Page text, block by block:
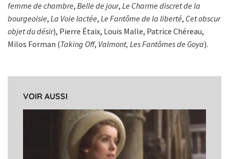
femme de chambre, Belle de jour, Le Charme discret de la
bourgeoisie, La Voie lactée, Le Fantôme de la liberté, Cet obscur
objet du désir), Pierre Étaix, Louis Malle, Patrice Chéreau,
Milos Forman (Taking Off, Valmont, Les Fantômes de Goya).
VOIR AUSSI